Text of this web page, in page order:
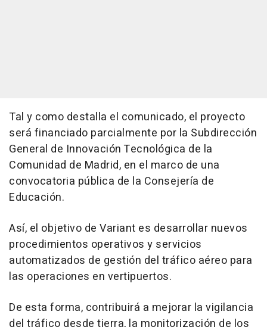
Tal y como destalla el comunicado, el proyecto
será financiado parcialmente por la Subdirección
General de Innovación Tecnológica de la
Comunidad de Madrid, en el marco de una
convocatoria pública de la Consejería de
Educación.
Así, el objetivo de Variant es desarrollar nuevos
procedimientos operativos y servicios
automatizados de gestión del tráfico aéreo para
las operaciones en vertipuertos.
De esta forma, contribuirá a mejorar la vigilancia
del tráfico desde tierra, la monitorización de los